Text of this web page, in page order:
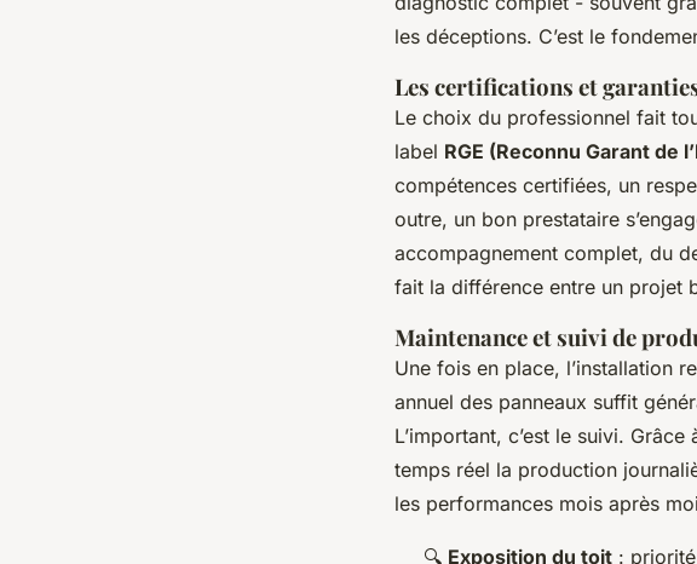
les déceptions. C’est le
Les certifications et
Le choix du professionnel fait
label RGE (Reconnu Garant de
compétences certifiées, un
outre, un bon prestataire
accompagnement complet, du
fait la différence entre un projet
Maintenance et suivi de
Une fois en place, l’installation
annuel des panneaux suffit
L’important, c’est le suivi.
temps réel la production
les performances mois après
🔍 Exposition du toit :